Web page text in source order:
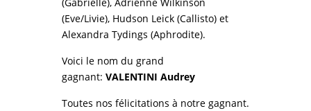
(Eve/Livie), Hudson Leick (Callisto) et
Alexandra Tydings (Aphrodite).
Voici le nom du grand
gagnant: VALENTINI Audrey
Toutes nos félicitations à notre gagnant.